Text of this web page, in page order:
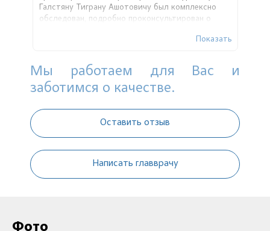
Галстяну Тиграну Ашотовичу был комплексно
обследован, подробно проконсультирован о
Остался доволен как результатом сразу после
спасибо!
Показать
Мы работаем для Вас и
заботимся о качестве.
Оставить отзыв
Написать главврачу
Фото